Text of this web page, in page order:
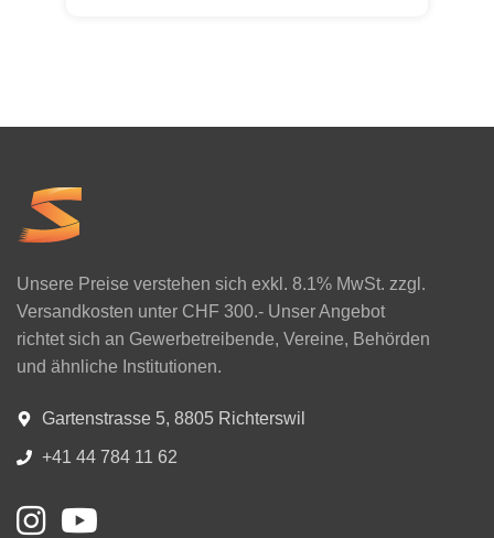
Unsere Preise verstehen sich exkl. 8.1% MwSt. zzgl.
Versandkosten unter CHF 300.- Unser Angebot
richtet sich an Gewerbetreibende, Vereine, Behörden
und ähnliche Institutionen.
Gartenstrasse 5, 8805 Richterswil
+41 44 784 11 62